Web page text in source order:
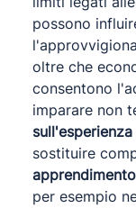
possono
oltre che
consentono
imparare non
sostituire
apprendimento
per esempio